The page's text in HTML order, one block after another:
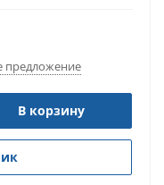
предложение
В корзину